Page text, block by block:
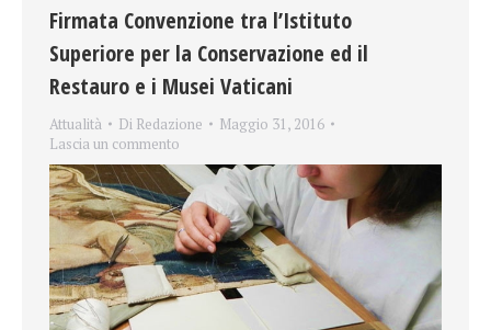
Firmata Convenzione tra l’Istituto
Superiore per la Conservazione ed il
Restauro e i Musei Vaticani
Attualità Di Redazione
Maggio 31, 2016
Lascia un commento